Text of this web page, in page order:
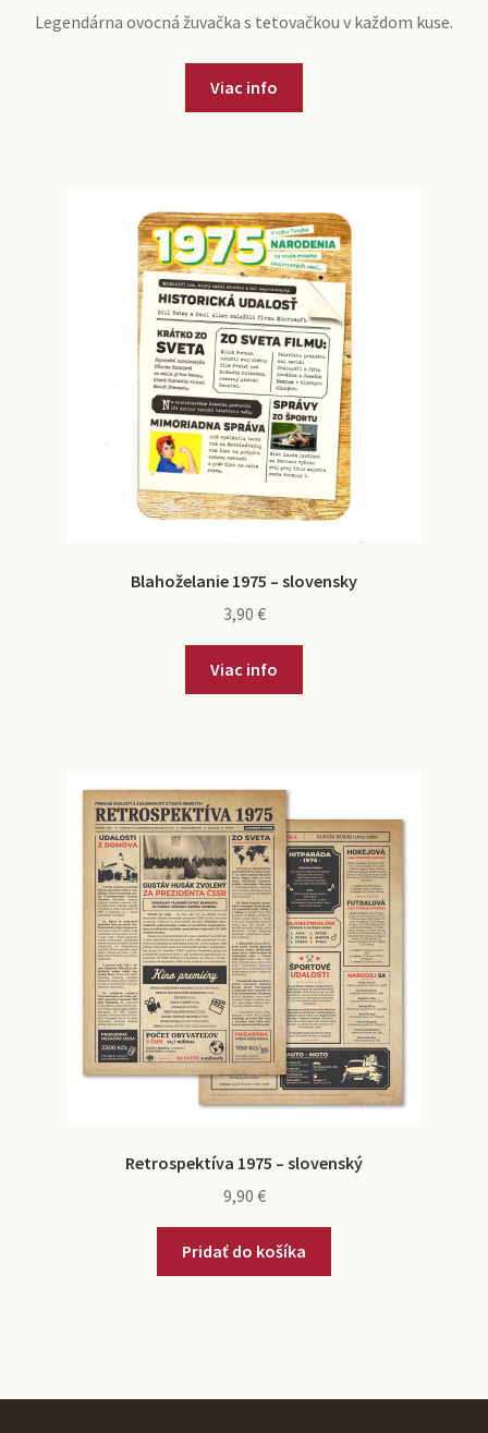
Legendárna ovocná žuvačka s tetovačkou v každom kuse.
Viac info
Blahoželanie 1975 – slovensky
3,90 €
Viac info
Retrospektíva 1975 – slovenský
9,90 €
Pridať do košíka